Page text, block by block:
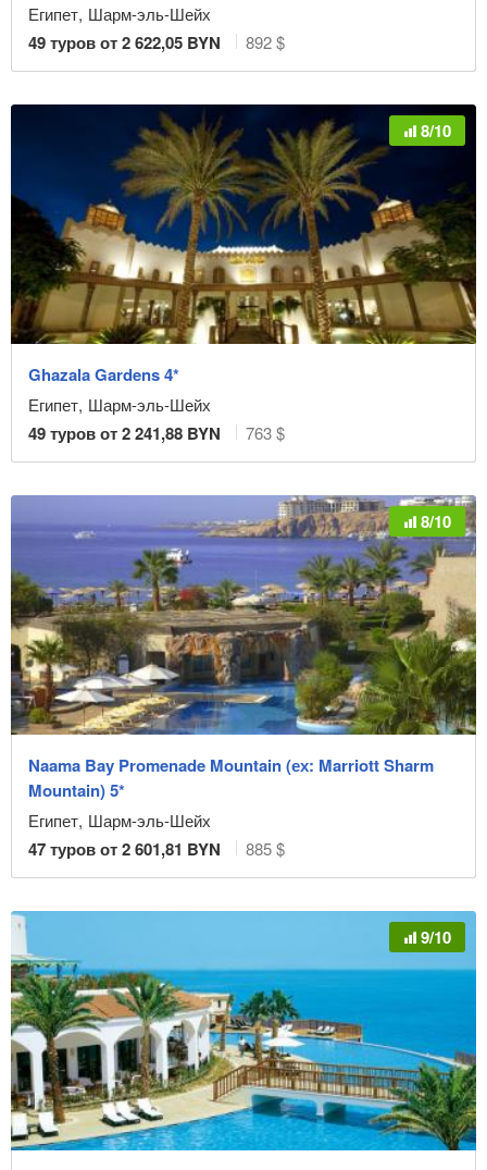
Египет, Шарм-эль-Шейх
49туров от2 622,05 BYN 892 $
8/10
Ghazala Gardens 4*
Египет, Шарм-эль-Шейх
49туров от2 241,88 BYN 763 $
8/10
Naama Bay Promenade Mountain (ех: Marriott Sharm
Mountain) 5*
Египет, Шарм-эль-Шейх
47туров от2 601,81 BYN 885 $
9/10